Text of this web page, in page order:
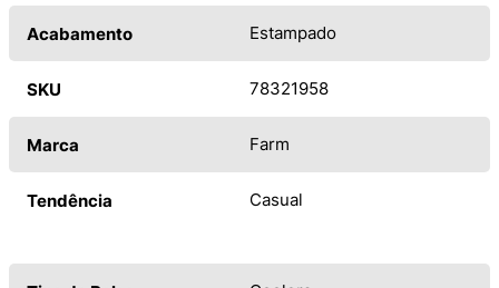
Acabamento Estampado
SKU 78321958
Marca Farm
Tendência Casual